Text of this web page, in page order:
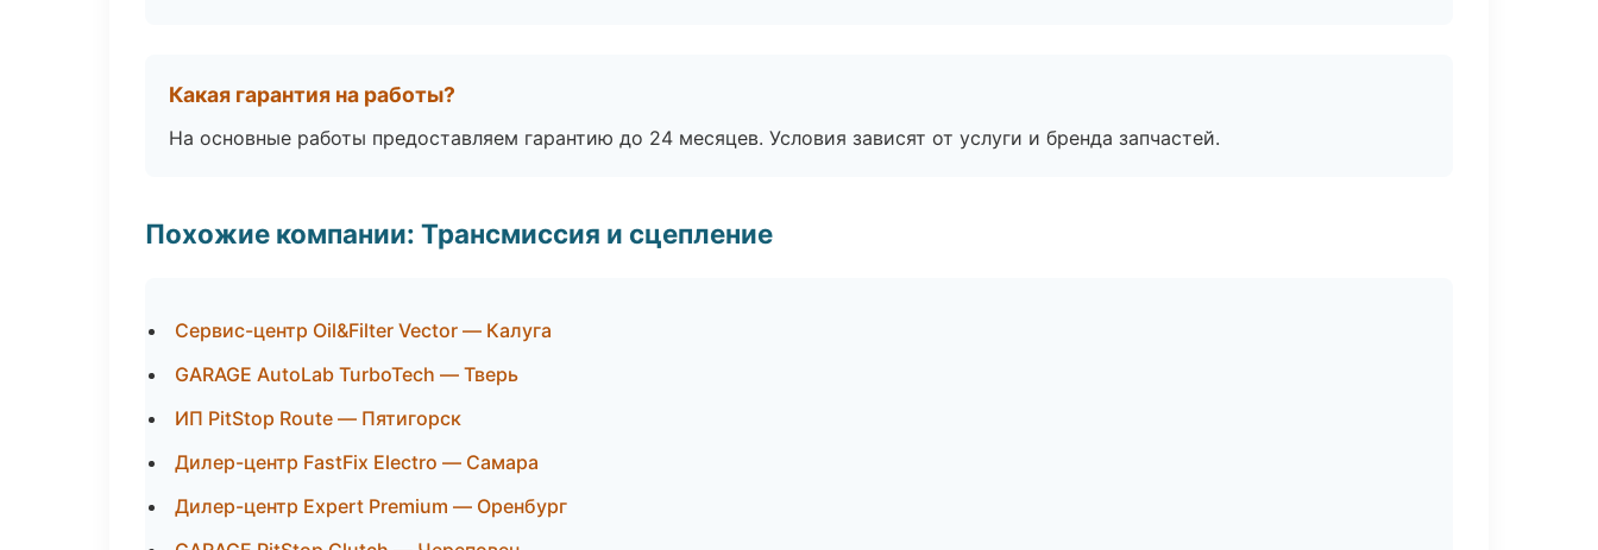
Какая гарантия на работы?
На основные работы предоставляем гарантию до 24 месяцев. Условия зависят от услуги и бренда запчастей.
Похожие компании: Трансмиссия и сцепление
Сервис-центр Oil&Filter Vector — Калуга
GARAGE AutoLab TurboTech — Тверь
ИП PitStop Route — Пятигорск
Дилер-центр FastFix Electro — Самара
Дилер-центр Expert Premium — Оренбург